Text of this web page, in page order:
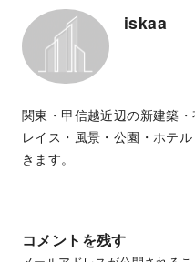
iskaa
関東・甲信越近辺の新建築
レイス・風景・公園・ホテ
きます。
コメントを残す